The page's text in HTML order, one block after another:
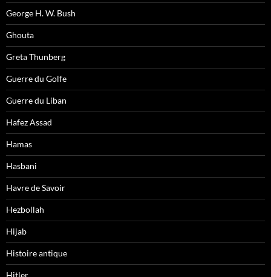
George H. W. Bush
Ghouta
Greta Thunberg
Guerre du Golfe
Guerre du Liban
Hafez Assad
Hamas
Hasbani
Havre de Savoir
Hezbollah
Hijab
Histoire antique